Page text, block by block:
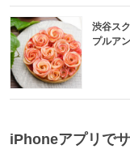
渋谷ス
プルア
iPhoneアプリで